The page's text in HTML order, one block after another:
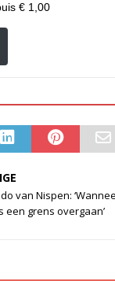
€ 1,00
van Nispen:
een grens overgaan’